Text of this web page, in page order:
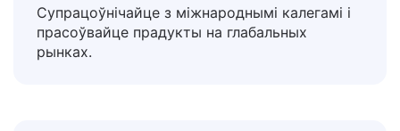
1. Бізнес і прафесіяналы
Супрацоўнічайце з міжнароднымі калегамі і